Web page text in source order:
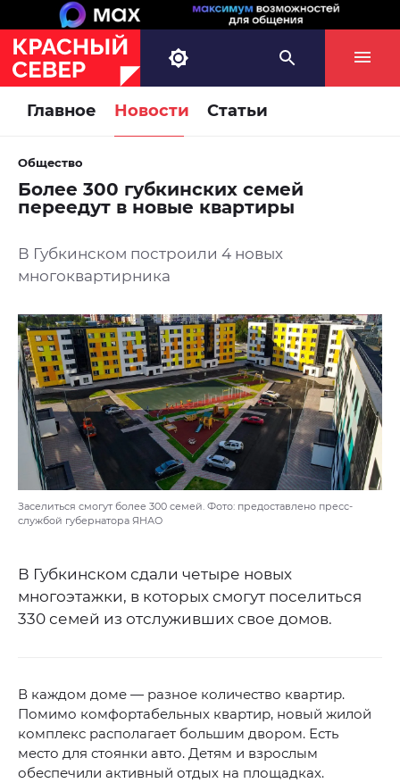
Главное Новости Статьи
Общество
Более 300 губкинских семей
переедут в новые квартиры
В Губкинском построили 4 новых
многоквартирника
Заселиться смогут более 300 семей. Фото: предоставлено пресс-
службой губернатора ЯНАО
В Губкинском сдали четыре новых
многоэтажки, в которых смогут поселиться
330 семей из отслуживших свое домов.
В каждом доме — разное количество квартир.
Помимо комфортабельных квартир, новый жилой
комплекс располагает большим двором. Есть
место для стоянки авто. Детям и взрослым
обеспечили активный отдых на площадках.